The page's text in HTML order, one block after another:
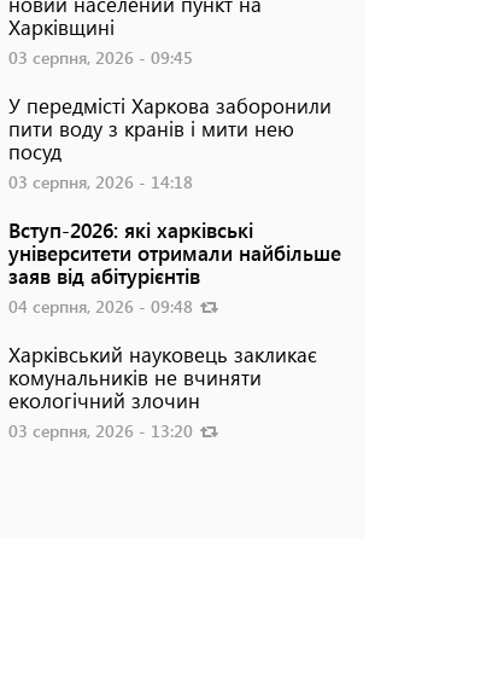
Харківщині
03 серпня, 2026 - 09:45
У передмісті Харкова заборонили
пити воду з кранів і мити нею
посуд
03 серпня, 2026 - 14:18
Вступ-2026: які харківські
університети отримали найбільше
заяв від абітурієнтів
04 серпня, 2026 - 09:48
Харківський науковець закликає
комунальників не вчиняти
екологічний злочин
03 серпня, 2026 - 13:20